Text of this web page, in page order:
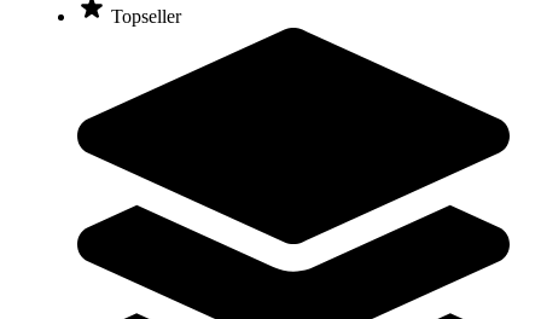
Topseller
Urkunde Frühschwimmer (Seepferdchen)
Zum Produkt
Sofort lieferbar